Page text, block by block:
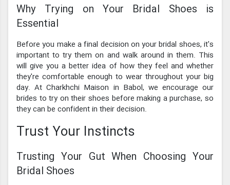
Why Trying on Your Bridal Shoes is
Essential
Before you make a final decision on your bridal shoes, it's
important to try them on and walk around in them. This
will give you a better idea of how they feel and whether
they're comfortable enough to wear throughout your big
day. At Charkhchi Maison in Babol, we encourage our
brides to try on their shoes before making a purchase, so
they can be confident in their decision.
Trust Your Instincts
Trusting Your Gut When Choosing Your
Bridal Shoes